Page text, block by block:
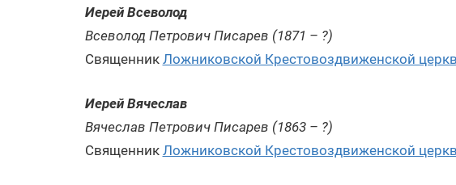
Иерей Всеволод
Всеволод Петрович Писарев (1871 – ?)
Священник Ложниковской Крестовоздвиженской
Иерей Вячеслав
Вячеслав Петрович Писарев (1863 – ?)
Священник Ложниковской Крестовоздвиженской